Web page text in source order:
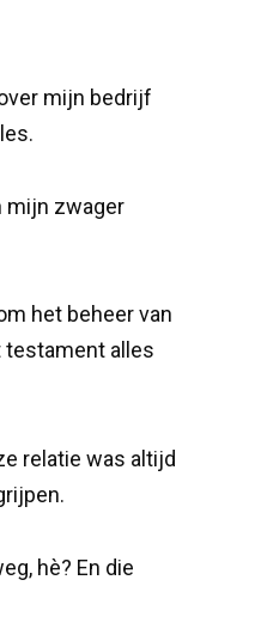
mijn bedrijf
mijn zwager
het beheer van
testament alles
relatie was altijd
hè? En die